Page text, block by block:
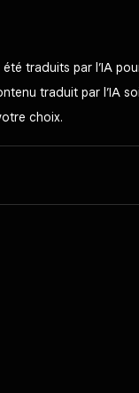
traduits par l’IA
traduit par l’IA
choix.